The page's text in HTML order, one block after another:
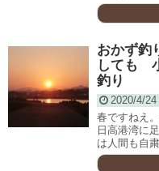
おかず釣
しても
釣り
2020/4/24
春ですねえ
日高港湾に
は人間も自